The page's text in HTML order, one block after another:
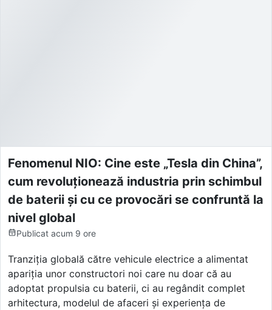
Fenomenul NIO: Cine este „Tesla din China”,
cum revoluționează industria prin schimbul
de baterii și cu ce provocări se confruntă la
nivel global
Publicat acum 9 ore
Tranziția globală către vehicule electrice a alimentat
apariția unor constructori noi care nu doar că au
adoptat propulsia cu baterii, ci au regândit complet
arhitectura, modelul de afaceri și experiența de